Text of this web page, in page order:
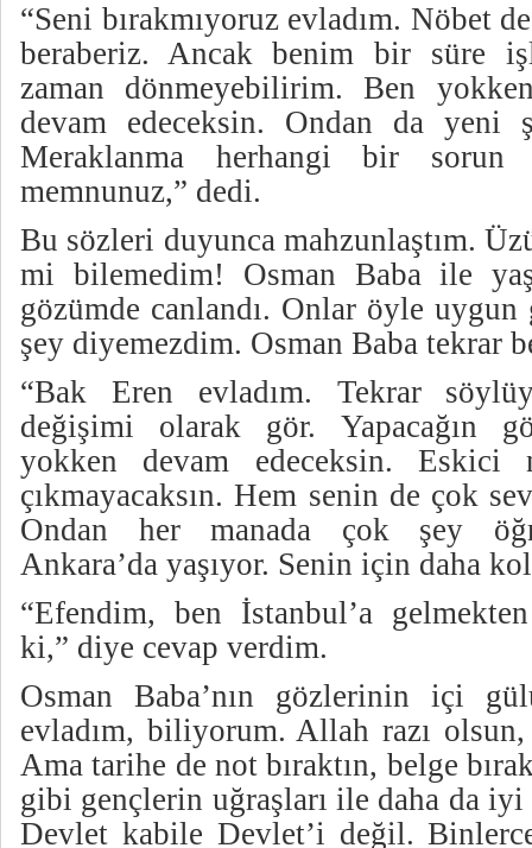
“Seni bırakmıyoruz evladım. Nöbet
beraberiz. Ancak benim bir süre
zaman dönmeyebilirim. Ben
devam edeceksin. Ondan da yeni
Meraklanma herhangi bir
memnunuz,” dedi.
Bu sözleri duyunca mahzunlaştım.
mi bilemedim! Osman Baba ile
gözümde canlandı. Onlar öyle
şey diyemezdim. Osman Baba tekrar
“Bak Eren evladım. Tekrar
değişimi olarak gör. Yapacağın
yokken devam edeceksin. Eskici
çıkmayacaksın. Hem senin de çok
Ondan her manada çok şey
Ankara’da yaşıyor. Senin için daha
“Efendim, ben İstanbul’a
ki,” diye cevap verdim.
Osman Baba’nın gözlerinin içi
evladım, biliyorum. Allah razı olsun,
Ama tarihe de not bıraktın, belge
gibi gençlerin uğraşları ile daha da
Devlet kabile Devlet’i değil.